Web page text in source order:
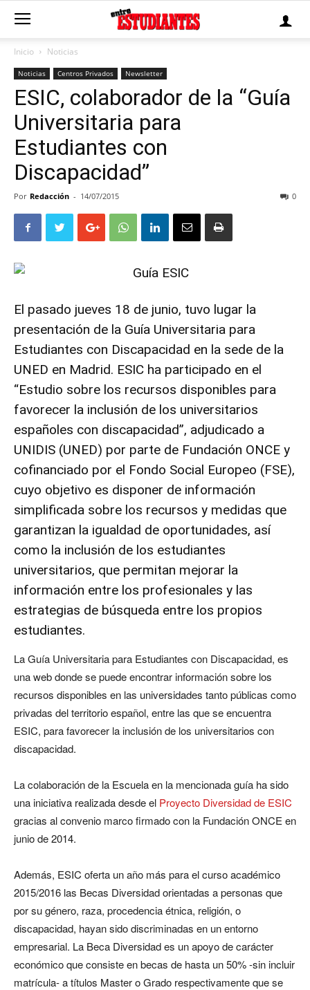
Inicio Noticias
Noticias Centros Privados Newsletter
ESIC, colaborador de la “Guía
Universitaria para
Estudiantes con
Discapacidad”
Por Redacción - 14/07/2015 0
El pasado jueves 18 de junio, tuvo lugar la
presentación de la Guía Universitaria para
Estudiantes con Discapacidad en la sede de la
UNED en Madrid. ESIC ha participado en el
“Estudio sobre los recursos disponibles para
favorecer la inclusión de los universitarios
españoles con discapacidad”, adjudicado a
UNIDIS (UNED) por parte de Fundación ONCE y
cofinanciado por el Fondo Social Europeo (FSE),
cuyo objetivo es disponer de información
simplificada sobre los recursos y medidas que
garantizan la igualdad de oportunidades, así
como la inclusión de los estudiantes
universitarios, que permitan mejorar la
información entre los profesionales y las
estrategias de búsqueda entre los propios
estudiantes.
La Guía Universitaria para Estudiantes con Discapacidad, es
una web donde se puede encontrar información sobre los
recursos disponibles en las universidades tanto públicas como
privadas del territorio español, entre las que se encuentra
ESIC, para favorecer la inclusión de los universitarios con
discapacidad.
La colaboración de la Escuela en la mencionada guía ha sido
una iniciativa realizada desde el Proyecto Diversidad de ESIC
gracias al convenio marco firmado con la Fundación ONCE en
junio de 2014.
Además, ESIC oferta un año más para el curso académico
2015/2016 las Becas Diversidad orientadas a personas que
por su género, raza, procedencia étnica, religión, o
discapacidad, hayan sido discriminadas en un entorno
empresarial. La Beca Diversidad es un apoyo de carácter
económico que consiste en becas de hasta un 50% -sin incluir
matrícula- a títulos Master o Grado respectivamente que se